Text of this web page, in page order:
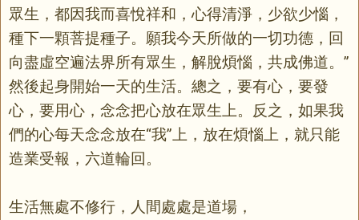
眾生，都因我而喜悅祥和，心得清淨，少欲少惱，
種下一顆菩提種子。願我今天所做的一切功德，回
向盡虛空遍法界所有眾生，解脫煩惱，共成佛道。”
然後起身開始一天的生活。總之，要有心，要發
心，要用心，念念把心放在眾生上。反之，如果我
們的心每天念念放在“我”上，放在煩惱上，就只能
造業受報，六道輪回。
生活無處不修行，人間處處是道場，